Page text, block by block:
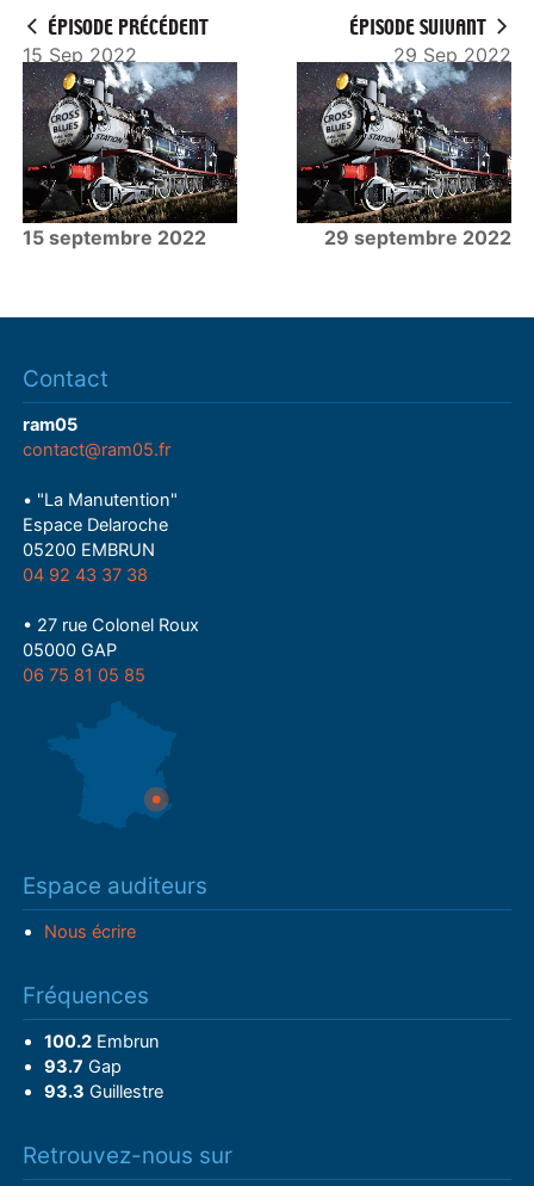
ÉPISODE PRÉCÉDENT
15 Sep 2022
15 septembre 2022
ÉPISODE SUIVANT
29 Sep 2022
29 septembre 2022
Contact
ram05
contact@ram05.fr
• "La Manutention"
Espace Delaroche
05200 EMBRUN
04 92 43 37 38
• 27 rue Colonel Roux
05000 GAP
06 75 81 05 85
Espace auditeurs
Nous écrire
Fréquences
100.2Embrun
93.7 Gap
93.3 Guillestre
Retrouvez-nous sur